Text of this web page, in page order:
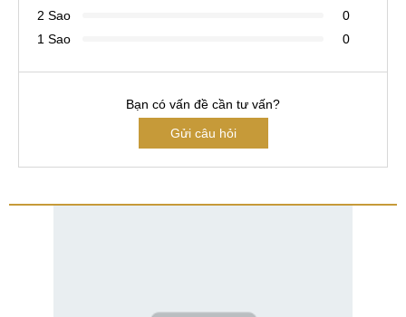
2 Sao
0
1 Sao
0
Bạn có vấn đề cần tư vấn?
Gửi câu hỏi